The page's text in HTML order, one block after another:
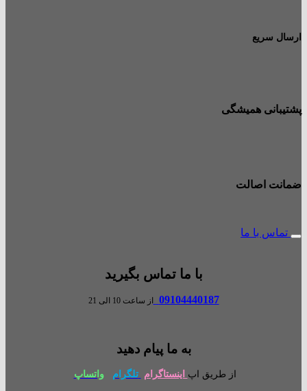
ارسال سریع
پشتیبانی همیشگی
ضمانت اصالت
تماس با ما
با ما تماس بگیرید
09104440187 از ساعت 10 الی 21
به ما پیام دهید
از طریق اپ اینستاگرام تلگرام واتساپ